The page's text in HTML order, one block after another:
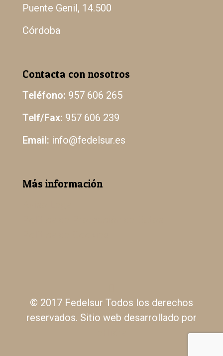
Puente Genil, 14.500
Córdoba
Contacta con nosotros
Teléfono: 957 606 265
Telf/Fax: 957 606 239
Email: info@fedelsur.es
Más información
© 2017 Fedelsur Todos los derechos
reservados. Sitio web desarrollado por